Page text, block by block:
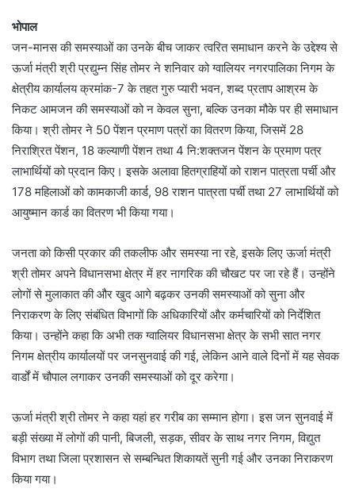
भोपाल
जन-मानस की समस्याओं का उनके बीच जाकर त्वरित समाधान करने के उद्देश्य से
ऊर्जा मंत्री श्री प्रद्युम्न सिंह तोमर ने शनिवार को ग्वालियर नगरपालिका निगम के
क्षेत्रीय कार्यालय क्रमांक-7 के तहत गुरु प्यारी भवन, शब्द प्रताप आश्रम के
निकट आमजन की समस्याओं को न केवल सुना, बल्कि उनका मौके पर ही समाधान
किया। श्री तोमर ने 50 पेंशन प्रमाण पत्रों का वितरण किया, जिसमें 28
निराश्रित पेंशन, 18 कल्याणी पेंशन तथा 4 नि:शक्तजन पेंशन के प्रमाण पत्र
लाभार्थियों को प्रदान किए। इसके अलावा हितग्राहियों को राशन पात्रता पर्ची और
178 महिलाओं को कामकाजी कार्ड, 98 राशन पात्रता पर्ची तथा 27 लाभार्थियों को
आयुष्मान कार्ड का वितरण भी किया गया।
जनता को किसी प्रकार की तकलीफ और समस्या ना रहे, इसके लिए ऊर्जा मंत्री
श्री तोमर अपने विधानसभा क्षेत्र में हर नागरिक की चौखट पर जा रहे हैं। उन्होंने
लोगों से मुलाकात की और खुद आगे बढ़कर उनकी समस्याओं को सुना और
निराकरण के लिए संबंधित विभागों कि अधिकारियों और कर्मचारियों को निर्देशित
किया। उन्होंने कहा कि अभी तक ग्वालियर विधानसभा क्षेत्र के सभी सात नगर
निगम क्षेत्रीय कार्यालयों पर जनसुनवाई की गई, लेकिन आने वाले दिनों में यह सेवक
वार्डों में चौपाल लगाकर उनकी समस्याओं को दूर करेगा।
ऊर्जा मंत्री श्री तोमर ने कहा यहां हर गरीब का सम्मान होगा। इस जन सुनवाई में
बड़ी संख्या में लोगों की पानी, बिजली, सड़क, सीवर के साथ नगर निगम, विद्युत
विभाग तथा जिला प्रशासन से सम्बन्धित शिकायतें सुनी गई और उनका निराकरण
किया गया।